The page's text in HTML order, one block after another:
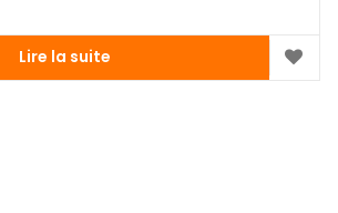
Lire la suite